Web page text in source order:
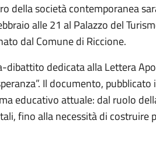
della società contemporanea
alle 21 al Palazzo del
dal Comune di Riccione.
dibattito dedicata alla Lettera
Il documento,
educativo attuale: dal ruolo
fino alla necessità di costruire